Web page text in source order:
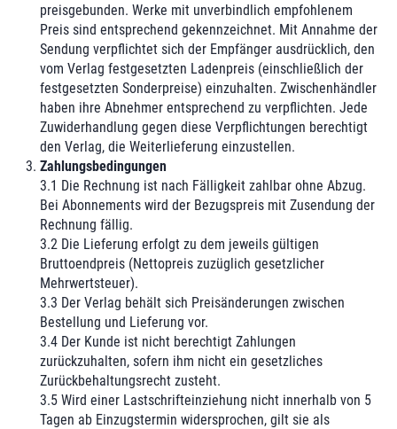
preisgebunden. Werke mit unverbindlich empfohlenem
Preis sind entsprechend gekennzeichnet. Mit Annahme der
Sendung verpflichtet sich der Empfänger ausdrücklich, den
vom Verlag festgesetzten Ladenpreis (einschließlich der
festgesetzten Sonderpreise) einzuhalten. Zwischenhändler
haben ihre Abnehmer entsprechend zu verpflichten. Jede
Zuwiderhandlung gegen diese Verpflichtungen berechtigt
den Verlag, die Weiterlieferung einzustellen.
Zahlungsbedingungen
3.1 Die Rechnung ist nach Fälligkeit zahlbar ohne Abzug.
Bei Abonnements wird der Bezugspreis mit Zusendung der
Rechnung fällig.
3.2 Die Lieferung erfolgt zu dem jeweils gültigen
Bruttoendpreis (Nettopreis zuzüglich gesetzlicher
Mehrwertsteuer).
3.3 Der Verlag behält sich Preisänderungen zwischen
Bestellung und Lieferung vor.
3.4 Der Kunde ist nicht berechtigt Zahlungen
zurückzuhalten, sofern ihm nicht ein gesetzliches
Zurückbehaltungsrecht zusteht.
3.5 Wird einer Lastschrifteinziehung nicht innerhalb von 5
Tagen ab Einzugstermin widersprochen, gilt sie als